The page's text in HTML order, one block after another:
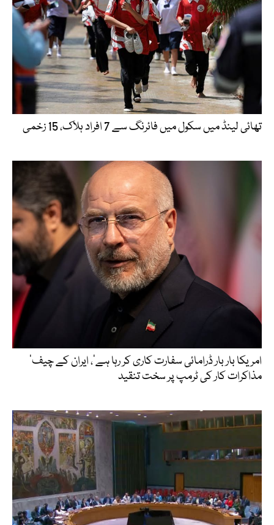
تھائی لینڈ میں سکول میں فائرنگ سے 7 افراد ہلاک، 15 زخمی
’امریکا بار بار ڈرامائی سفارت کاری کر رہا ہے‘، ایران کے چیف
مذاکرات کار کی ٹرمپ پر سخت تنقید